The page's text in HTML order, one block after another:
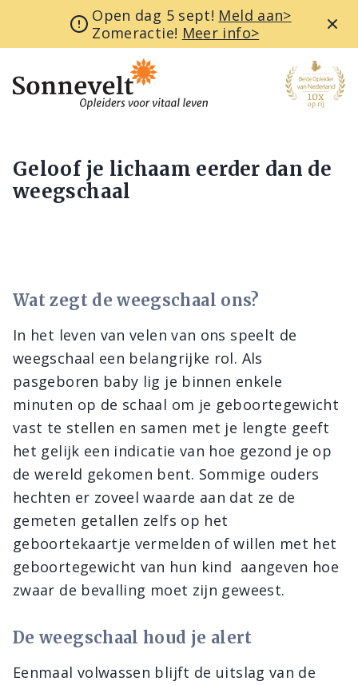
Open dag 5 sept! Meld aan>
Zomeractie! Meer info>
Geloof je lichaam eerder dan de
weegschaal
Wat zegt de weegschaal ons?
In het leven van velen van ons speelt de
weegschaal een belangrijke rol. Als
pasgeboren baby lig je binnen enkele
minuten op de schaal om je geboortegewicht
vast te stellen en samen met je lengte geeft
het gelijk een indicatie van hoe gezond je op
de wereld gekomen bent. Sommige ouders
hechten er zoveel waarde aan dat ze de
gemeten getallen zelfs op het
geboortekaartje vermelden of willen met het
geboortegewicht van hun kind aangeven hoe
zwaar de bevalling moet zijn geweest.
De weegschaal houd je alert
Eenmaal volwassen blijft de uitslag van de